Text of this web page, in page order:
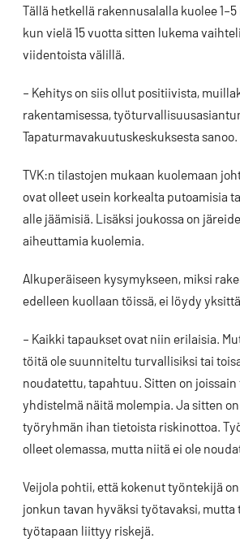
Tällä hetkellä rakennusalalla kuolee
kun vielä 15 vuotta sitten lukema
viidentoista välillä.
– Kehitys on siis ollut positiivista,
rakentamisessa,
Tapaturmavakuutuskeskuksesta sanoo.
TVK:n tilastojen mukaan kuolemaan
ovat olleet usein korkealta putoamisia
alle jäämisiä. Lisäksi joukossa on
aiheuttamia kuolemia.
Alkuperäiseen kysymykseen, miksi
edelleen kuollaan töissä, ei löydy
– Kaikki tapaukset ovat niin erilaisia.
töitä ole suunniteltu turvallisiksi tai
noudatettu, tapahtuu. Sitten on joissain
yhdistelmä näitä molempia. Ja sitten
työryhmän ihan tietoista riskinottoa.
olleet olemassa, mutta niitä ei ole
Veijola pohtii, että kokenut työntekijä
jonkun tavan hyväksi työtavaksi,
työtapaan liittyy riskejä.